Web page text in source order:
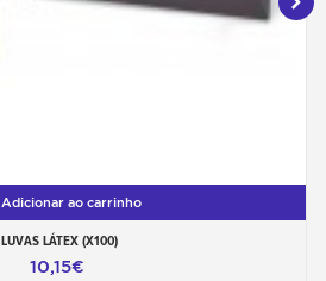
Adicionar ao carrinho
LUVAS LÁTEX (X100)
10,15€